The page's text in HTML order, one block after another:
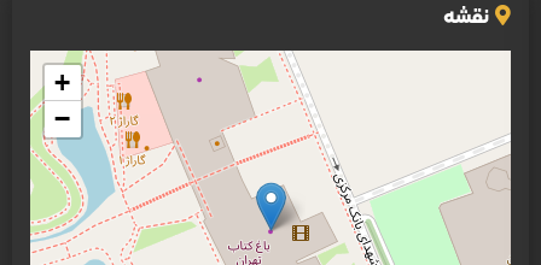
نقشه
+
−